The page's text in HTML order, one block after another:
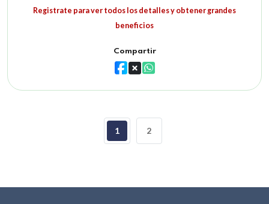
Registrate para ver todos los detalles y obtener grandes
beneficios
Compartir
1 2